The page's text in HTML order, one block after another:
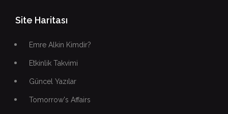
Site Haritası
Emre Alkin Kimdir?
Etkinlik Takvimi
Güncel Yazılar
Tomorrow's Affairs